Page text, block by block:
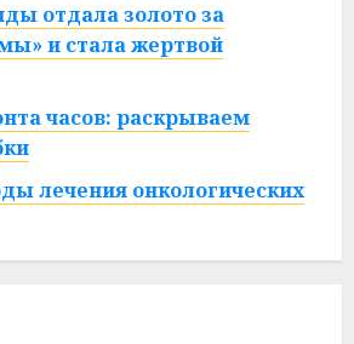
отдала золото за
и стала жертвой
часов: раскрываем
лечения онкологических